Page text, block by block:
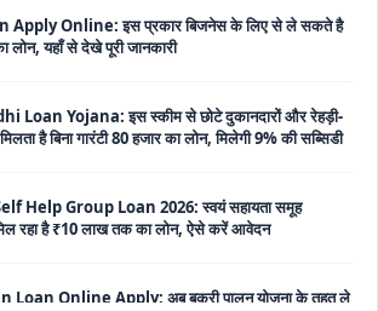
Loan Yojana: इस स्कीम से छोटे दुकानदारों और रेहड़ी-
Help Group Loan 2026: स्वयं सहायता समूह
Loan Online Apply: अब बकरी पालन योजना के तहत ले